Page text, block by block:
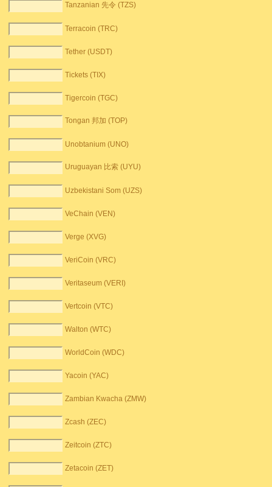
Tanzanian 先令 (TZS)
Terracoin (TRC)
Tether (USDT)
Tickets (TIX)
Tigercoin (TGC)
Tongan 邦加 (TOP)
Unobtanium (UNO)
Uruguayan 比索 (UYU)
Uzbekistani Som (UZS)
VeChain (VEN)
Verge (XVG)
VeriCoin (VRC)
Veritaseum (VERI)
Vertcoin (VTC)
Walton (WTC)
WorldCoin (WDC)
Yacoin (YAC)
Zambian Kwacha (ZMW)
Zcash (ZEC)
Zeitcoin (ZTC)
Zetacoin (ZET)